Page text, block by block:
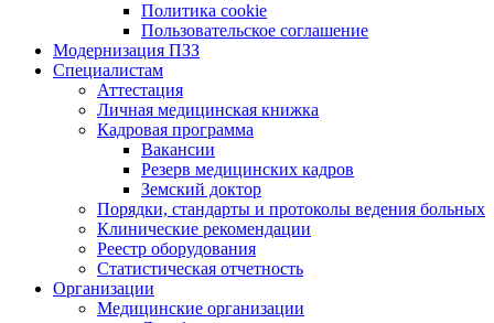
Политика cookie
Пользовательское соглашение
Модернизация ПЗЗ
Специалистам
Аттестация
Личная медицинская книжка
Кадровая программа
Вакансии
Резерв медицинских кадров
Земский доктор
Порядки, стандарты и протоколы ведения больных
Клинические рекомендации
Реестр оборудования
Статистическая отчетность
Организации
Медицинские организации